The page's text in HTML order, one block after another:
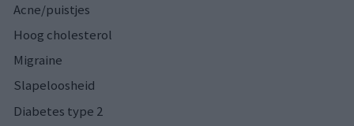
Acne/puistjes
Hoog cholesterol
Migraine
Slapeloosheid
Diabetes type 2